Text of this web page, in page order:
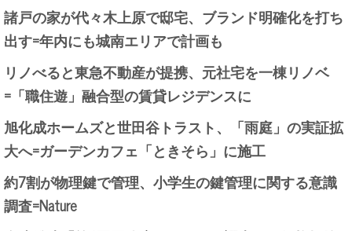
諸戸の家が代々木上原で邸宅、ブランド明確化を打ち
出す=年内にも城南エリアで計画も
リノべると東急不動産が提携、元社宅を一棟リノベ
=「職住遊」融合型の賃貸レジデンスに
旭化成ホームズと世田谷トラスト、「雨庭」の実証拡
大へ=ガーデンカフェ「ときそら」に施工
約7割が物理鍵で管理、小学生の鍵管理に関する意識
調査=Nature